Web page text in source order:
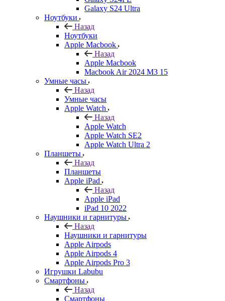
Galaxy S24 Ultra
Ноутбуки
Назад
Ноутбуки
Apple Macbook
Назад
Apple Macbook
Macbook Air 2024 M3 15
Умные часы
Назад
Умные часы
Apple Watch
Назад
Apple Watch
Apple Watch SE2
Apple Watch Ultra 2
Планшеты
Назад
Планшеты
Apple iPad
Назад
Apple iPad
iPad 10 2022
Наушники и гарнитуры
Назад
Наушники и гарнитуры
Apple Airpods
Apple Airpods 4
Apple Airpods Pro 3
Игрушки Labubu
Смартфоны
Назад
Смартфоны